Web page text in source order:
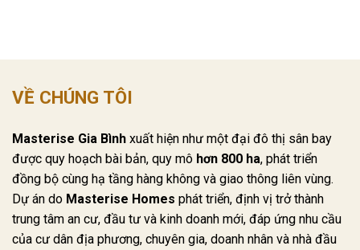
VỀ CHÚNG TÔI
Masterise Gia Bình xuất hiện như một đại đô thị sân bay
được quy hoạch bài bản, quy mô hơn 800 ha, phát triển
đồng bộ cùng hạ tầng hàng không và giao thông liên vùng.
Dự án do Masterise Homes phát triển, định vị trở thành
trung tâm an cư, đầu tư và kinh doanh mới, đáp ứng nhu cầu
của cư dân địa phương, chuyên gia, doanh nhân và nhà đầu